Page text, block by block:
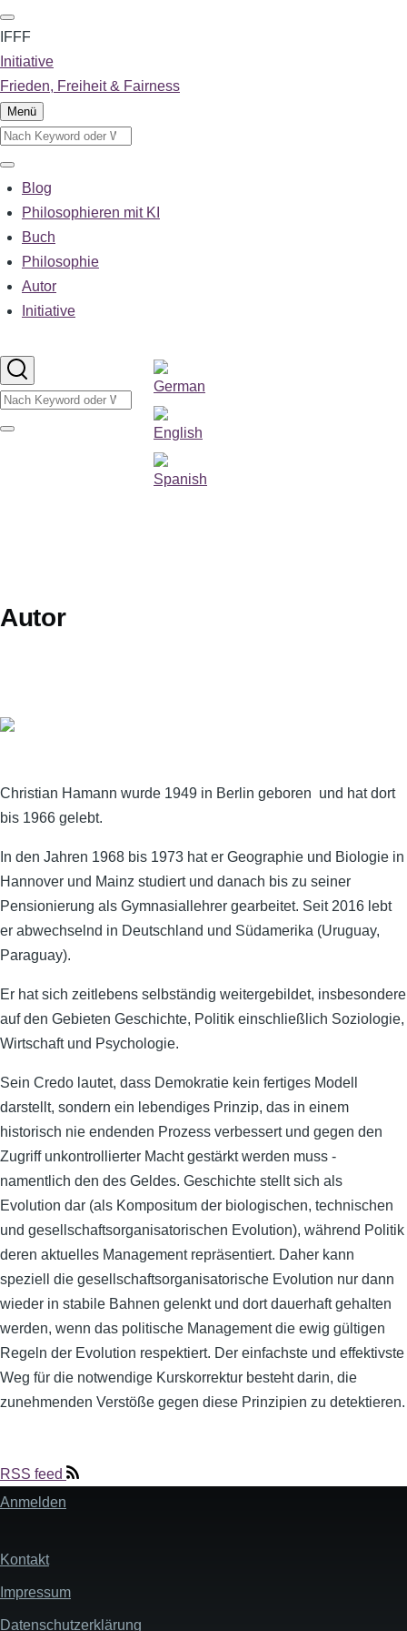
Direkt
zum
Inhalt
IFFF
Initiative
Frieden, Freiheit & Fairness
Menü
Suche
Suche
Main
navigation
Blog
Philosophieren mit KI
Buch
Philosophie
Autor
Initiative
Suche
Suche
Sprachumschalter
Autor
Christian Hamann wurde 1949 in Berlin geboren und hat dort
bis 1966 gelebt.
In den Jahren 1968 bis 1973 hat er Geographie und Biologie in
Hannover und Mainz studiert und danach bis zu seiner
Pensionierung als Gymnasiallehrer gearbeitet. Seit 2016 lebt
er abwechselnd in Deutschland und Südamerika (Uruguay,
Paraguay).
Er hat sich zeitlebens selbständig weitergebildet, insbesondere
auf den Gebieten Geschichte, Politik einschließlich Soziologie,
Wirtschaft und Psychologie.
Sein Credo lautet, dass Demokratie kein fertiges Modell
darstellt, sondern ein lebendiges Prinzip, das in einem
historisch nie endenden Prozess verbessert und gegen den
Zugriff unkontrollierter Macht gestärkt werden muss -
namentlich den des Geldes. Geschichte stellt sich als
Evolution dar (als Kompositum der biologischen, technischen
und gesellschaftsorganisatorischen Evolution), während Politik
deren aktuelles Management repräsentiert. Daher kann
speziell die gesellschaftsorganisatorische Evolution nur dann
wieder in stabile Bahnen gelenkt und dort dauerhaft gehalten
werden, wenn das politische Management die ewig gültigen
Regeln der Evolution respektiert. Der einfachste und effektivste
Weg für die notwendige Kurskorrektur besteht darin, die
zunehmenden Verstöße gegen diese Prinzipien zu detektieren.
RSS feed
User
Anmelden
Fußzeile
Kontakt
Impressum
Datenschutzerklärung